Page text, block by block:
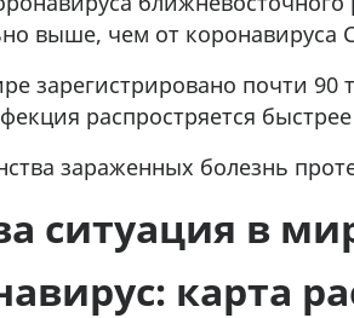
выше, чем от коронавируса
зарегистрировано почти 90
распростряется
зараженных болезнь
ситуация в
карта